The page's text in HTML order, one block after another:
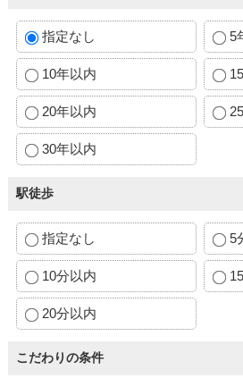
指定なし 5
10年以内
20年以内
30年以内
駅徒歩
指定なし 5
10分以内
20分以内
こだわりの条件